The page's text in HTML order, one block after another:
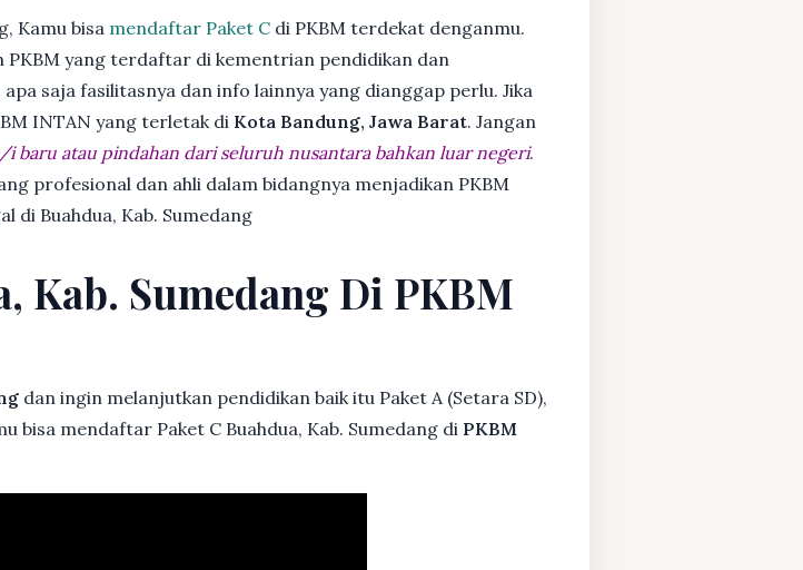
Kamu bisa mendaftar Paket C di PKBM terdekat denganmu.
yang terdaftar di kementrian pendidikan dan
saja fasilitasnya dan info lainnya yang dianggap perlu. Jika
INTAN yang terletak di Kota Bandung, Jawa Barat. Jangan
baru atau pindahan dari seluruh nusantara bahkan luar negeri.
profesional dan ahli dalam bidangnya menjadikan PKBM
di Buahdua, Kab. Sumedang
Kab. Sumedang Di PKBM
dan ingin melanjutkan pendidikan baik itu Paket A (Setara SD),
bisa mendaftar Paket C Buahdua, Kab. Sumedang di PKBM